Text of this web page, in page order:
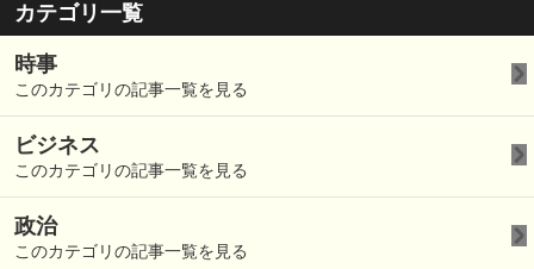
カテゴリ一覧
時事
このカテゴリの記事一覧を見る
ビジネス
このカテゴリの記事一覧を見る
政治
このカテゴリの記事一覧を見る